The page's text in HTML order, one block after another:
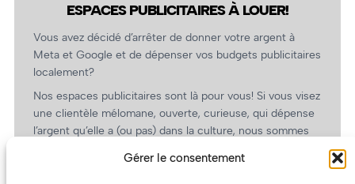
Gérer le consentement
ESPACES PUBLICITAIRES À LOUER!
Vous avez décidé d’arrêter de donner votre argent à
Meta et Google et de dépenser vos budgets publicitaires
localement?
Nos espaces publicitaires sont là pour vous! Si vous visez
une clientèle mélomane, ouverte, curieuse, qui dépense
l’argent qu’elle a (ou pas) dans la culture, nous sommes